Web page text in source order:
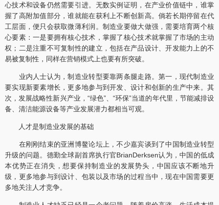
心技术和设备仍然需要引进。无数实例证明，在产业价值链中，谁掌
握了高附加值部分，谁就能在获利上不断创新高。倘若长期停留在代
工层面，便只会获取微薄利润。制造业要做大做强，需要培育两个核
心要素：一是要拥有核心技术，掌握了核心技术就掌握了市场的主动
权；二是注重不可复制性的建立，包括在产品设计、开发能力上的不
易被复制性，同样在营销模式上也要有所突破。
业内人士认为，制造业转型要靠两条腿走路。第一，现代制造业
要实现新要素增长，更多地参与到开发、设计和创新的生产中来。其
次，发展战略性新兴产业，“绿色”、“环保”当道的年代里，节能减排设
备、清洁能源设备等产业发展潜力都相当可观。
人才是制造业发展的基础
在刚刚结束的亚洲博鳌论坛上，不少嘉宾谈到了中国制造业转型
升级的问题。德勤全球副首席执行官BrianDerksen认为，中国的低成
本优势正在消失，想要保持制造业的发展势头，中国应该不断地升
级，更多地参与到设计、包装以及市场的过程当中，现在中国需要更
多地关注人才竞争。